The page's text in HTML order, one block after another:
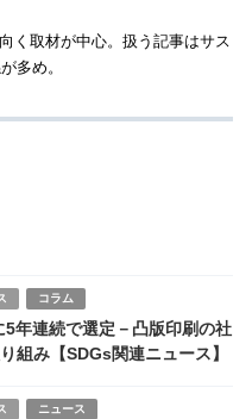
く取材が中心。扱う記事はサス
多め。
コラム
年連続で選定－凸版印刷の社
組み【SDGs関連ニュース】
ニュース